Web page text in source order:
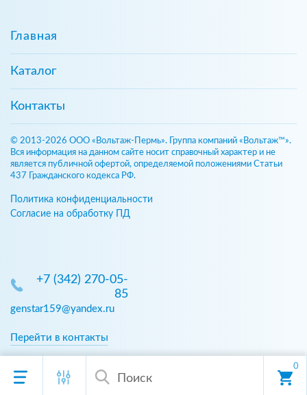
0
Главная
Каталог
Контакты
© 2013-2026 ООО «Вольтаж-Пермь». Группа компаний «Вольтаж™».
Вся информация на данном сайте носит справочный характер и не
является публичной офертой, определяемой положениями Статьи
437 Гражданского кодекса РФ.
Политика конфиденциальности
Согласие на обработку ПД
+7 (342) 270-05-
85
genstar159@yandex.ru
Перейти в контакты